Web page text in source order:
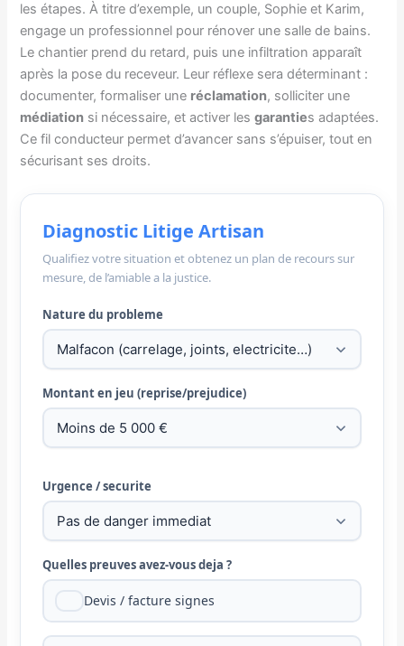
les étapes. À titre d’exemple, un couple, Sophie et Karim,
engage un professionnel pour rénover une salle de bains.
Le chantier prend du retard, puis une infiltration apparaît
après la pose du receveur. Leur réflexe sera déterminant :
documenter, formaliser une réclamation, solliciter une
médiation si nécessaire, et activer lesgaranties adaptées.
Ce fil conducteur permet d’avancer sans s’épuiser, tout en
sécurisant ses droits.
Diagnostic Litige Artisan
Qualifiez votre situation et obtenez un plan de recours sur
mesure, de l’amiable a la justice.
Nature du probleme
Montant en jeu (reprise/prejudice)
Urgence / securite
Quelles preuves avez-vous deja ?
Devis / facture signes